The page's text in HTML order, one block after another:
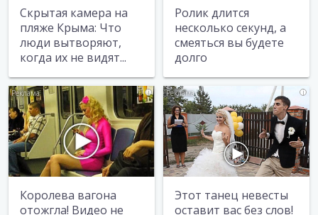
Скрытая камера на
пляже Крыма: Что
люди вытворяют,
когда их не видят...
Ролик длится
несколько секунд, а
смеяться вы будете
долго
i
Королева вагона
отожгла! Видео не
i
Этот танец невесты
оставит вас без слов!